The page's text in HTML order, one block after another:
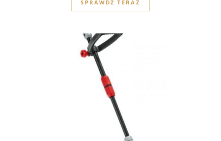
SPRAWDŹ TERAZ